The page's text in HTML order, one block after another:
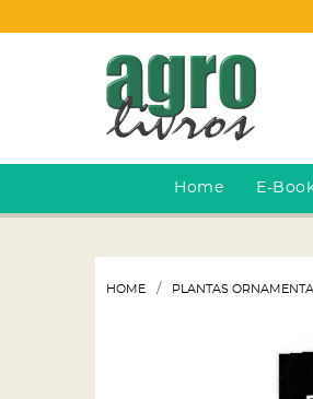
Home E-
HOME PLANTAS